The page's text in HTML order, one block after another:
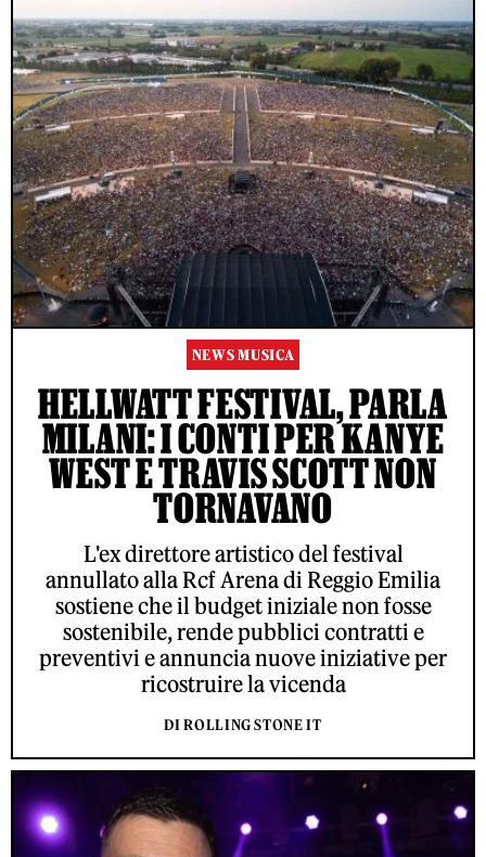
NEWS MUSICA
HELLWATT FESTIVAL, PARLA
MILANI: I CONTI PER KANYE
WEST E TRAVIS SCOTT NON
TORNAVANO
L'ex direttore artistico del festival
annullato alla Rcf Arena di Reggio Emilia
sostiene che il budget iniziale non fosse
sostenibile, rende pubblici contratti e
preventivi e annuncia nuove iniziative per
ricostruire la vicenda
DI ROLLING STONE IT